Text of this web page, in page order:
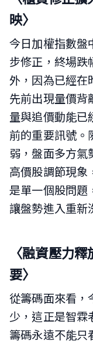
映〉
今日加權指數盤
步修正，終場
外，因為已經在
先前出現量價背
量與追價動能已
前的重要訊號。
弱，盤面多方氣
高價股調節現象
是單一個股問題
讓盤勢進入重新
〈融資壓力
要〉
從籌碼面來看，
少，這正是智霖
籌碼永遠不能只